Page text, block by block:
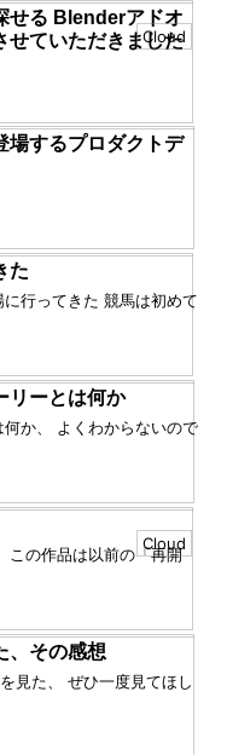
せる Blenderアドオ
せていただきました
アドオン事典』に寄稿
アドオンからマニアック
Cloud
場するプロダクトデ
に感じることがある メデ
ンには必ず、物理法則あ
た
行ってきた 競馬は初めて
たし、馬もかわいかった
リーとは何か
か、 よくわからないので
みる 僕個人の趣味かもし
この作品は以前の「再開
の素材を使って密かに作
Cloud
、その感想
見た、 ぜひ一度見てほし
か過去の作品すべてにお